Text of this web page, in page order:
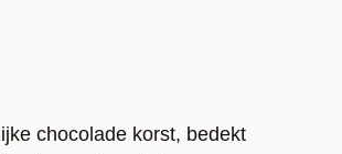
chocolade korst, bedekt